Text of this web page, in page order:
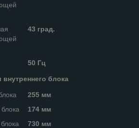
43 град.
50 Гц
блока
255 мм
174 мм
730 мм